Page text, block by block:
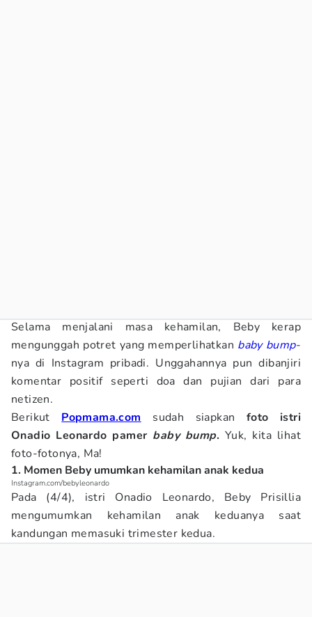
Selama menjalani masa kehamilan, Beby kerap
mengunggah potret yang memperlihatkan baby bump-
nya di Instagram pribadi. Unggahannya pun dibanjiri
komentar positif seperti doa dan pujian dari para
netizen.
Berikut Popmama.com sudah siapkan foto istri
Onadio Leonardo pamer baby bump. Yuk, kita lihat
foto-fotonya, Ma!
1. Momen Beby umumkan kehamilan anak kedua
Instagram.com/bebyleonardo
Pada (4/4), istri Onadio Leonardo, Beby Prisillia
mengumumkan kehamilan anak keduanya saat
kandungan memasuki trimester kedua.